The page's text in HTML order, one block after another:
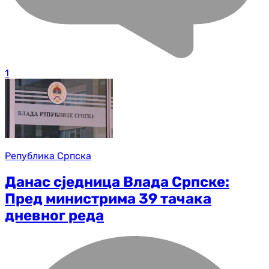
1
Република Српска
Данас сједница Влада Српске:
Пред министрима 39 тачака
дневног реда